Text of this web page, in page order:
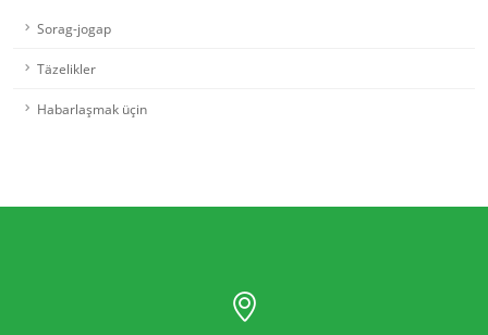
Sorag-jogap
Täzelikler
Habarlaşmak üçin